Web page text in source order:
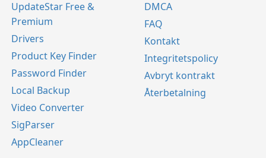
UpdateStar Free &
Premium
Drivers
Product Key Finder
Password Finder
Local Backup
Video Converter
SigParser
AppCleaner
DMCA
FAQ
Kontakt
Integritetspolicy
Avbryt kontrakt
Återbetalning